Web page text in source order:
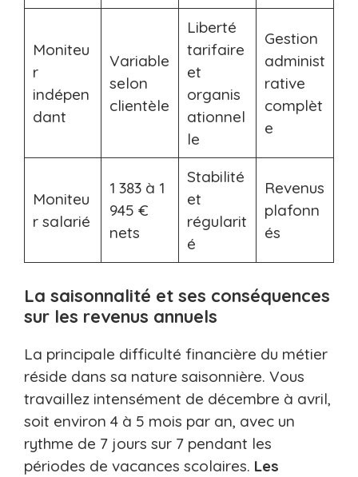
Moniteu
r
indépen
dant
Variable
selon
clientèle
Liberté
tarifaire
et
organis
ationnel
le
Gestion
administ
rative
complèt
e
Moniteu
r salarié
1 383 à 1
945 €
nets
Stabilité
et
régularit
é
Revenus
plafonn
és
La saisonnalité et ses conséquences
sur les revenus annuels
La principale difficulté financière du métier
réside dans sa nature saisonnière. Vous
travaillez intensément de décembre à avril,
soit environ 4 à 5 mois par an, avec un
rythme de 7 jours sur 7 pendant les
périodes de vacances scolaires. Les